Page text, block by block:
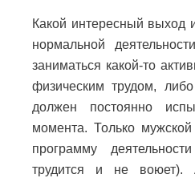
Какой интересный выход
нормальной
заниматься какой-то
физическим трудом,
должен постоянно
момента. Только
программу
трудится и не воюет).